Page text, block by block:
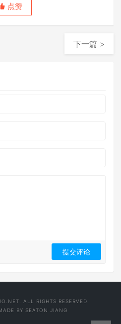
点赞
下一篇 >
ALL RIGHTS RESERVED.
BY SEATON JIANG